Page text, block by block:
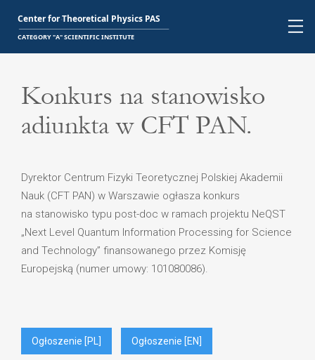
Konkurs na stanowisko
adiunkta w CFT PAN.
Dyrektor Centrum Fizyki Teoretycznej Polskiej Akademii
Nauk (CFT PAN) w Warszawie ogłasza konkurs
na stanowisko typu post-doc w ramach projektu NeQST
„Next Level Quantum Information Processing for Science
and Technology” finansowanego przez Komisję
Europejską (numer umowy: 101080086).
Ogłoszenie [PL] Ogłoszenie [EN]